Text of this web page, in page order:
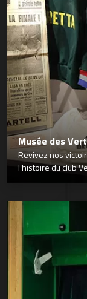
Musée des
Revivez nos
l’histoire du club